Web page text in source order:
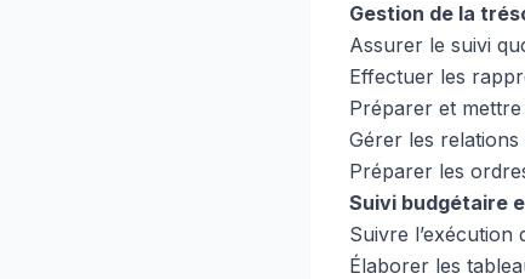
Gestion de la
Assurer le suivi
Effectuer les
Préparer et
Gérer les
Préparer les
Suivi budgétaire
Suivre l’exécution
Élaborer les